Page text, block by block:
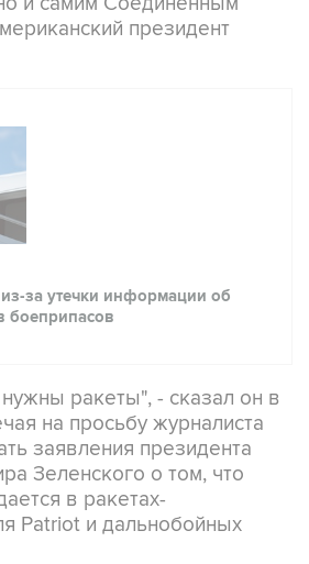
президент
за утечки информации об
боеприпасов
ракеты", - сказал он в
на просьбу журналиста
заявления президента
Зеленского о том, что
в ракетах-
Patriot и дальнобойных